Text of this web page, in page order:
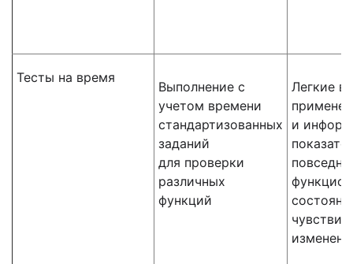
Тесты на время
Выполнение с
учетом времени
стандартизованных
заданий
для проверки
различных
функций
Легкие в
и